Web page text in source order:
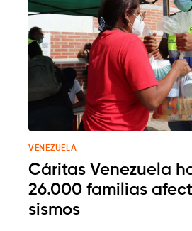
VENEZUELA
Cáritas Venezuela
26.000 familias
sismos